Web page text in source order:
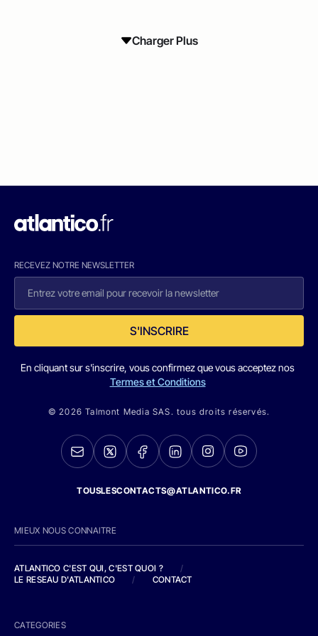
Charger Plus
RECEVEZ NOTRE NEWSLETTER
S'INSCRIRE
En cliquant sur s'inscrire, vous confirmez que vous acceptez nos
Termes et Conditions
© 2026 Talmont Media SAS. tous droits réservés.
TOUSLESCONTACTS@ATLANTICO.FR
MIEUX NOUS CONNAITRE
ATLANTICO C'EST QUI, C'EST QUOI ?
/
LE RESEAU D'ATLANTICO
/ CONTACT
CATEGORIES